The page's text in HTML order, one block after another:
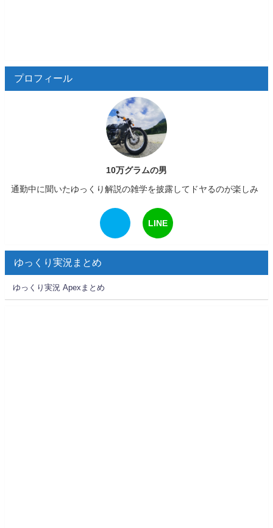
プロフィール
10万グラムの男
通勤中に聞いたゆっくり解説の雑学を披露してドヤるのが楽しみ
LINE
ゆっくり実況まとめ
ゆっくり実況 Apexまとめ